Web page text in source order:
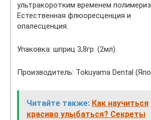
ультракоротким временем
Естественная флюоресценция и
опалесценция.
Упаковка: шприц 3,8гр. (2мл).
Производитель: Tokuyama Dental
Читайте также: Как научиться
красиво улыбаться? Секреты